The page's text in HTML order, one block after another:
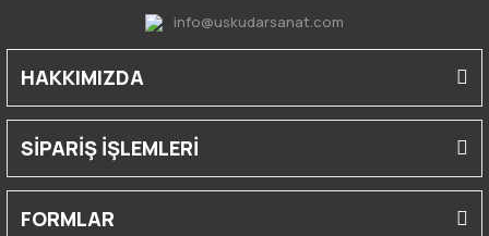
info@uskudarsanat.com
HAKKIMIZDA
SİPARİŞ İŞLEMLERİ
FORMLAR